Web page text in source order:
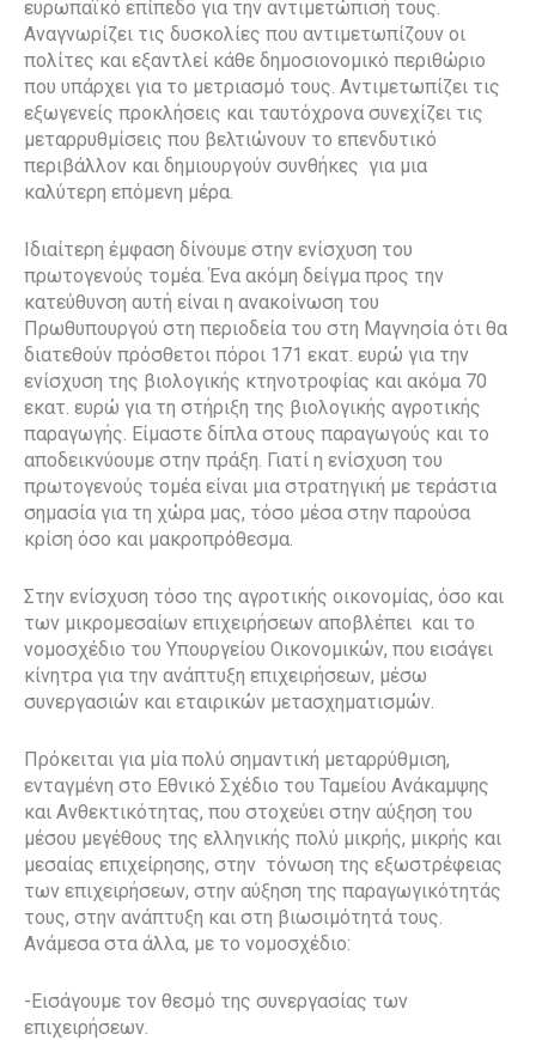
ευρωπαϊκό επίπεδο για την αντιμετώπισή τους.
Αναγνωρίζει τις δυσκολίες που αντιμετωπίζουν οι
πολίτες και εξαντλεί κάθε δημοσιονομικό περιθώριο
που υπάρχει για το μετριασμό τους. Αντιμετωπίζει τις
εξωγενείς προκλήσεις και ταυτόχρονα συνεχίζει τις
μεταρρυθμίσεις που βελτιώνουν το επενδυτικό
περιβάλλον και δημιουργούν συνθήκες για μια
καλύτερη επόμενη μέρα.
Ιδιαίτερη έμφαση δίνουμε στην ενίσχυση του
πρωτογενούς τομέα. Ένα ακόμη δείγμα προς την
κατεύθυνση αυτή είναι η ανακοίνωση του
Πρωθυπουργού στη περιοδεία του στη Μαγνησία ότι θα
διατεθούν πρόσθετοι πόροι 171 εκατ. ευρώ για την
ενίσχυση της βιολογικής κτηνοτροφίας και ακόμα 70
εκατ. ευρώ για τη στήριξη της βιολογικής αγροτικής
παραγωγής. Είμαστε δίπλα στους παραγωγούς και το
αποδεικνύουμε στην πράξη. Γιατί η ενίσχυση του
πρωτογενούς τομέα είναι μια στρατηγική με τεράστια
σημασία για τη χώρα μας, τόσο μέσα στην παρούσα
κρίση όσο και μακροπρόθεσμα.
Στην ενίσχυση τόσο της αγροτικής οικονομίας, όσο και
των μικρομεσαίων επιχειρήσεων αποβλέπει και το
νομοσχέδιο του Υπουργείου Οικονομικών, που εισάγει
κίνητρα για την ανάπτυξη επιχειρήσεων, μέσω
συνεργασιών και εταιρικών μετασχηματισμών.
Πρόκειται για μία πολύ σημαντική μεταρρύθμιση,
ενταγμένη στο Εθνικό Σχέδιο του Ταμείου Ανάκαμψης
και Ανθεκτικότητας, που στοχεύει στην αύξηση του
μέσου μεγέθους της ελληνικής πολύ μικρής, μικρής και
μεσαίας επιχείρησης, στην τόνωση της εξωστρέφειας
των επιχειρήσεων, στην αύξηση της παραγωγικότητάς
τους, στην ανάπτυξη και στη βιωσιμότητά τους.
Ανάμεσα στα άλλα, με το νομοσχέδιο:
-Εισάγουμε τον θεσμό της συνεργασίας των
επιχειρήσεων.